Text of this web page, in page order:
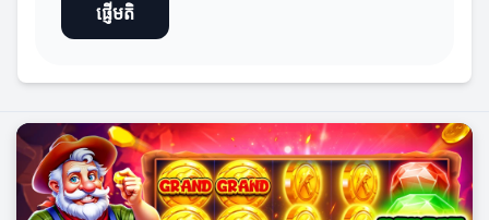
ផ្ញើមតិ